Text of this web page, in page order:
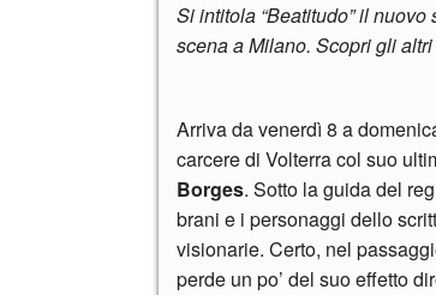
Si intitola “Beatitudo” il
scena a Milano. Scopri gli
Arriva da venerdì 8 a
carcere di Volterra col suo
Borges. Sotto la guida del
brani e i personaggi dello
visionarie. Certo, nel
perde un po’ del suo effetto